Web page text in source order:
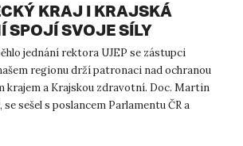
KRAJ I KRAJSKÁ
SPOJÍ SVOJE SÍLY
jednání rektora UJEP se zástupci
regionu drží patronaci nad ochranou
krajem a Krajskou zdravotní. Doc. Martin
se sešel s poslancem Parlamentu ČR a